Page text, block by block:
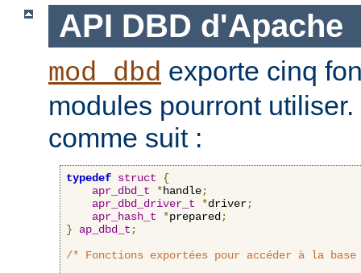
API DBD d'Apache
mod_dbd exporte cinq
modules pourront
comme suit :
typedef struct
{
apr_dbd_t
*handle;
apr_dbd_driver_t
*driver;
apr_hash_t
*prepared ;
}
ap_dbd_t ;
/* Fonctions exportées pour accéder à la base